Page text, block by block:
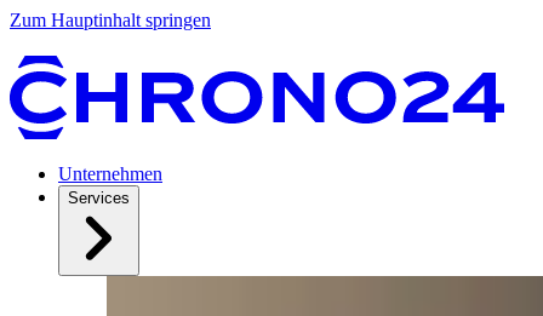
Zum Hauptinhalt springen
Unternehmen
Services